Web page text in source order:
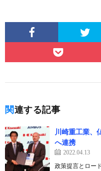
関連する記事
川崎重工業、
へ連携
2022.04.13
政策提言とロー